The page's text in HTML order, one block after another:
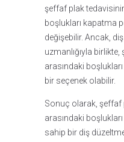
şeffaf plak
boşlukları kapatma
değişebilir. Ancak,
uzmanlığıyla
arasındaki
bir seçenek olabilir.
Sonuç olarak, şeffaf
arasındaki
sahip bir diş